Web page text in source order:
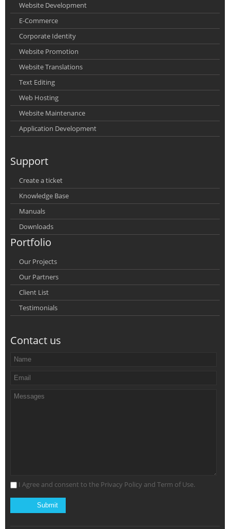
Website Development
E-Commerce
Corporate Identity
Website Promotion
Website Translations
Text Editing
Web Hosting
Website Maintenance
Application Development
Support
Create a ticket
Knowledge Base
Manuals
Downloads
Portfolio
Our Projects
Our Partners
Client List
Testimonials
Contact us
I Agree and consent to the Privacy Policy and Term of Use.